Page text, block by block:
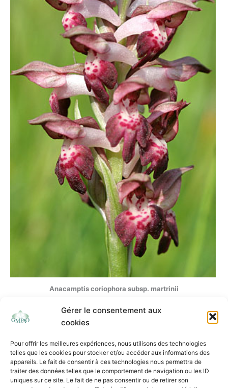
Gérer le consentement aux
cookies
Pour offrir les meilleures expériences, nous utilisons des technologies
telles que les cookies pour stocker et/ou accéder aux informations des
appareils. Le fait de consentir à ces technologies nous permettra de
traiter des données telles que le comportement de navigation ou les ID
uniques sur ce site. Le fait de ne pas consentir ou de retirer son
Anacamptis coriophora subsp. martrinii